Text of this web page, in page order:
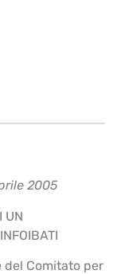
2005
UN
del Comitato per